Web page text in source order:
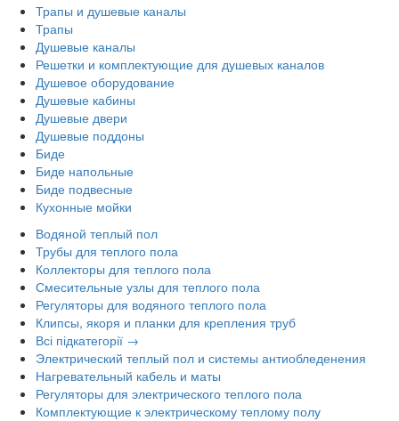
Трапы и душевые каналы
Трапы
Душевые каналы
Решетки и комплектующие для душевых каналов
Душевое оборудование
Душевые кабины
Душевые двери
Душевые поддоны
Биде
Биде напольные
Биде подвесные
Кухонные мойки
Водяной теплый пол
Трубы для теплого пола
Коллекторы для теплого пола
Смесительные узлы для теплого пола
Регуляторы для водяного теплого пола
Клипсы, якоря и планки для крепления труб
Всі підкатегорії →
Электрический теплый пол и системы антиобледенения
Нагревательный кабель и маты
Регуляторы для электрического теплого пола
Комплектующие к электрическому теплому полу